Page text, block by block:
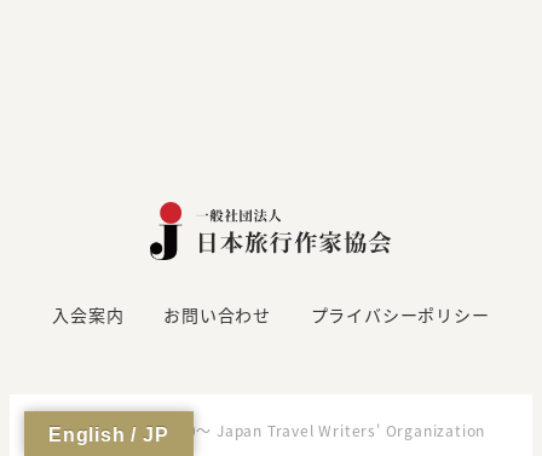
入会案内 お問い合わせ プライバシーポリシー
Copyright (C)2000～ Japan Travel Writers' Organization
English / JP